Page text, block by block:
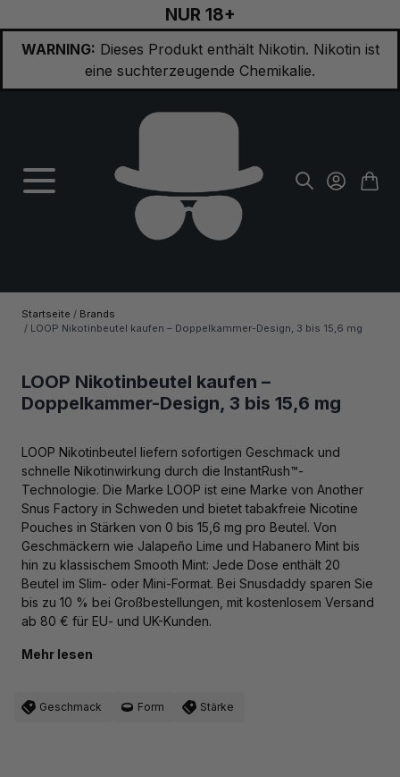
NUR 18+
WARNING: Dieses Produkt enthält Nikotin. Nikotin ist
eine suchterzeugende Chemikalie.
Startseite / Brands
/ LOOP Nikotinbeutel kaufen – Doppelkammer-Design, 3 bis 15,6 mg
LOOP Nikotinbeutel kaufen –
Doppelkammer-Design, 3 bis 15,6 mg
LOOP Nikotinbeutel liefern sofortigen Geschmack und
schnelle Nikotinwirkung durch die InstantRush™-
Technologie. Die Marke LOOP ist eine Marke von Another
Snus Factory in Schweden und bietet tabakfreie Nicotine
Pouches in Stärken von 0 bis 15,6 mg pro Beutel. Von
Geschmäckern wie Jalapeño Lime und Habanero Mint bis
hin zu klassischem Smooth Mint: Jede Dose enthält 20
Beutel im Slim- oder Mini-Format. Bei Snusdaddy sparen Sie
bis zu 10 % bei Großbestellungen, mit kostenlosem Versand
ab 80 € für EU- und UK-Kunden.
Mehr lesen
Geschmack Form Stärke